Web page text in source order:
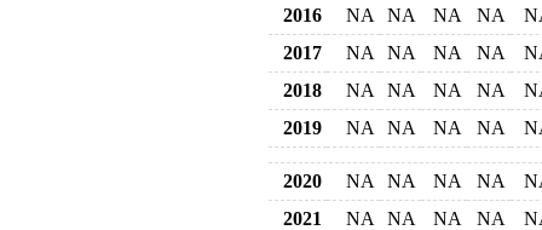
2016
NA NA NA NA
2017
NA NA NA NA
2018
NA NA NA NA
2019
NA NA NA NA
2020 NA NA NA NA
2021
NA NA NA NA